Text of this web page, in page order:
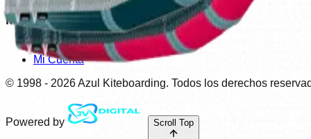
Mi Cuenta
Accede
Mi Cuenta
© 1998 - 2026Azul Kiteboarding. Todos los derechos
Powered by Scroll Top